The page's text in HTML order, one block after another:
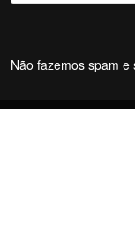
Não fazemos spam